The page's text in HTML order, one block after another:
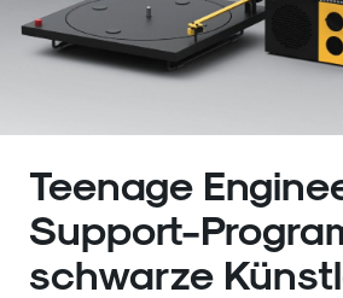
Teenage
Support-
schwarze